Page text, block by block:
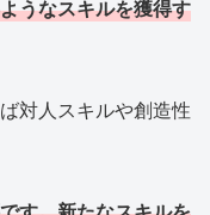
うなスキルを獲得す
対人スキルや創造性